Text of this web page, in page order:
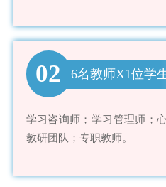
02 6名教师X1位学
学习咨询师；学习管理师；
教研团队；专职教师。